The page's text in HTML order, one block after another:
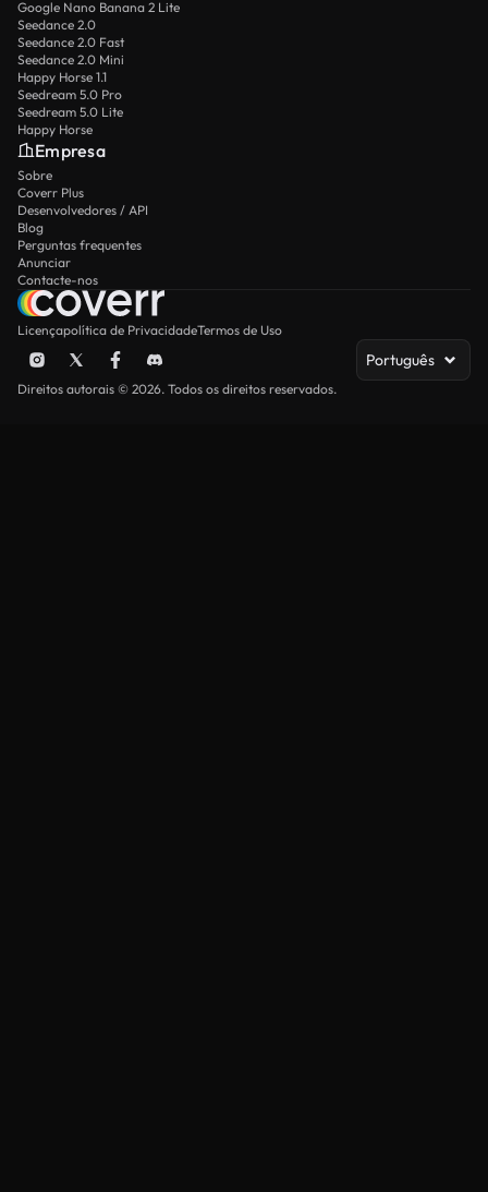
Google Nano Banana 2 Lite
Seedance 2.0
Seedance 2.0 Fast
Seedance 2.0 Mini
Happy Horse 1.1
Seedream 5.0 Pro
Seedream 5.0 Lite
Happy Horse
Empresa
Sobre
Coverr Plus
Desenvolvedores / API
Blog
Perguntas frequentes
Anunciar
Contacte-nos
Licençapolítica de PrivacidadeTermos de Uso
Português
Direitos autorais © 2026. Todos os direitos reservados.